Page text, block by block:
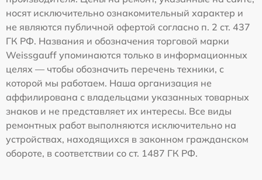
носят исключительно ознакомительный характер и
не являются публичной офертой согласно п. 2 ст. 437
ГК РФ. Названия и обозначения торговой марки
Weissgauff упоминаются только в информационных
целях — чтобы обозначить перечень техники, с
которой мы работаем. Наша организация не
аффилирована с владельцами указанных товарных
знаков и не представляет их интересы. Все виды
ремонтных работ выполняются исключительно на
устройствах, находящихся в законном гражданском
обороте, в соответствии со ст. 1487 ГК РФ.